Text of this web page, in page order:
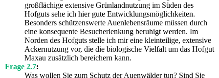
großflächige extensive Grünlandnutzung im Süden des
Hofguts sehe ich hier gute Entwicklungsmöglichkeiten.
Besonders schützenswerte Auenlebensräume müssen durch
eine konsequente Besucherlenkung beruhigt werden. Im
Norden des Hofguts stelle ich mir eine kleinteilige, extensive
Ackernutzung vor, die die biologische Vielfalt um das Hofgut
Maxau zusätzlich bereichern kann.
Frage 2.7:
Was wollen Sie zum Schutz der Auenwälder tun? Sind Sie